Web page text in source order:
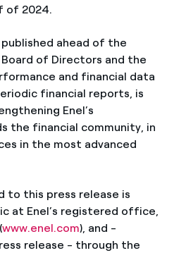
of 2024.
ahead of the
of Directors and the
and financial data
financial reports, is
Enel’s
the financial community, in
in the most advanced
to this press release is
at Enel’s registered office,
www.enel.com), and -
release - through the